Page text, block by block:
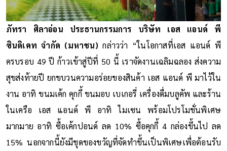
ภัทรา ศิลาอ่อน ประธานกรรมการ บริษัท เอส แอนด์ พี
ซินดิเคท จำกัด (มหาชน) กล่าวว่า “ในโอกาสที่เอส แอนด์ พี
ครบรอบ 49 ปี ก้าวเข้าสู่ปีที่ 50 นี้ เราจัดงานเฉลิมฉลอง ส่งความ
สุขส่งท้ายปี ยกขบวนความอร่อยของสินค้า เอส แอนด์ พี มาไว้ใน
งาน อาทิ ขนมเค้ก คุกกี้ ขนมอบ เบเกอรี่ เครื่องดื่มบลูคัพ และร้าน
ในเครือ เอส แอนด์ พี อาทิ ไมเซน พร้อมโปรโมชั่นพิเศษ
มากมาย อาทิ ซื้อเค้กปอนด์ ลด 10% ซื้อคุกกี้ 4 กล่องขึ้นไป ลด
15% นอกจากนี้ยังมีชุดของขวัญที่จัดทำขึ้นเป็นพิเศษเพื่อต้อนรับ